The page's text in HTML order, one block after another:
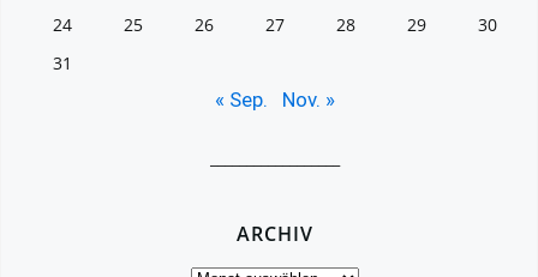
24
25 26 27 28 29
30
31
« Sep. Nov. »
ARCHIV